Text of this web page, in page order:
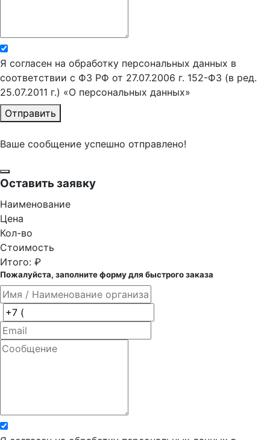
Я согласен на обработку персональных данных в
соответствии с ФЗ РФ от 27.07.2006 г. 152-ФЗ (в ред.
25.07.2011 г.) «О персональных данных»
Отправить
Ваше сообщение успешно отправлено!
Оставить заявку
Наименование
Цена
Кол-во
Стоимость
Итого: ₽
Пожалуйста, заполните форму для быстрого заказа